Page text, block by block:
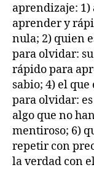
aprendizaje:
aprender y
nula; 2) quien
para olvidar:
rápido para
sabio; 4) el
para olvidar:
algo que no
mentiroso; 6)
repetir con
la verdad con